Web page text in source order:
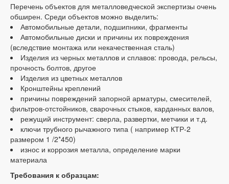
Перечень объектов для металловедческой экспертизы очень
обширен. Среди объектов можно выделить:
Автомобильные детали, подшипники, фрагменты
Автомобильные диски и причины их повреждения
(вследствие монтажа или некачественная сталь)
Изделия из черных металлов и сплавов: провода, рельсы,
прочность болтов, другое
Изделия из цветных металлов
Кронштейны креплений
причины повреждений запорной арматуры, смесителей,
фильтров-отстойников, сварочных стыков, карданных валов,
режущий инструмент: сверла, развертки, метчики и т.д.
ключи трубного рычажного типа ( например КТР-2
размером 1 /2*450)
износ и коррозия металла, определение марки
материала
Требования к образцам: